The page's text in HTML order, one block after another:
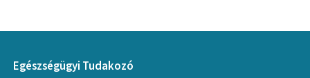
Egészségügyi Tudakozó